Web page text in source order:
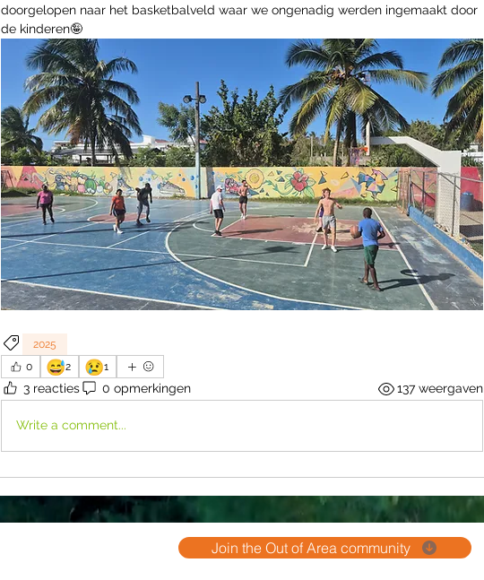
doorgelopen naar het basketbalveld waar we ongenadig werden ingemaakt door
de kinderen🤪
2025
0
😅2 😢1
3 reacties 0 opmerkingen 137 weergaven
Write a comment...
Join the Out of Area community